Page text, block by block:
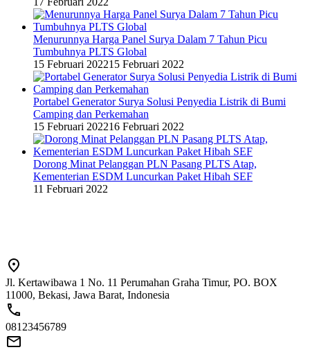
Menurunnya Harga Panel Surya Dalam 7 Tahun Picu
Tumbuhnya PLTS Global
15 Februari 202215 Februari 2022
Portabel Generator Surya Solusi Penyedia Listrik di Bumi
Camping dan Perkemahan
15 Februari 202216 Februari 2022
Dorong Minat Pelanggan PLN Pasang PLTS Atap,
Kementerian ESDM Luncurkan Paket Hibah SEF
11 Februari 2022
Jl. Kertawibawa 1 No. 11 Perumahan Graha Timur, PO. BOX
11000, Bekasi, Jawa Barat, Indonesia
08123456789